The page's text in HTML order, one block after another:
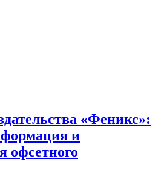
«Феникс»:
и
офсетного